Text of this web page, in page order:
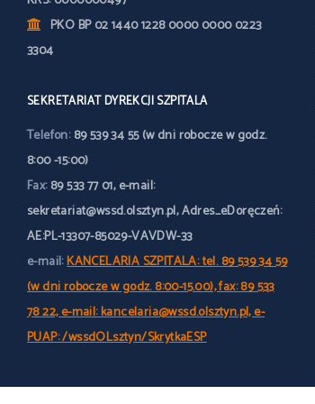
PKO BP 02 1440 1228 0000 0000 0223
3304
SEKRETARIAT DYREKCJI SZPITALA
Telefon:89 539 34 55 (w dni robocze w godz.
8:00 -15:00)
Fax:89 533 77 01, e-mail:
sekretariat@wssd.olsztyn.pl, Adres_eDoręczeń:
AE:PL-13307-85029-VAVDW-33
e-mail:KANCELARIA SZPITALA: tel. 89 539 34 59
(w dni robocze w godz. 8:00-15.00), fax: 89 533
78 22, e-mail: kancelaria@wssd.olsztyn.pl, e-
PUAP: /wssdOLsztyn/SkrytkaESP